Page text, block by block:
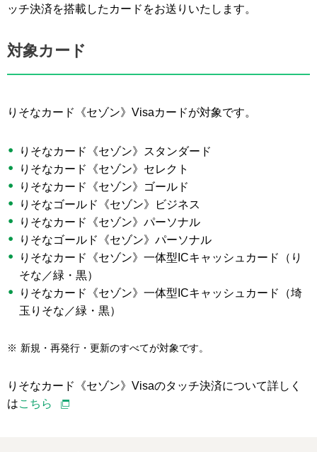
ッチ決済を搭載したカードをお送りいたします。
対象カード
りそなカード《セゾン》Visaカードが対象です。
りそなカード《セゾン》スタンダード
りそなカード《セゾン》セレクト
りそなカード《セゾン》ゴールド
りそなゴールド《セゾン》ビジネス
りそなカード《セゾン》パーソナル
りそなゴールド《セゾン》パーソナル
りそなカード《セゾン》一体型ICキャッシュカード（り
そな／緑・黒）
りそなカード《セゾン》一体型ICキャッシュカード（埼
玉りそな／緑・黒）
※ 新規・再発行・更新のすべてが対象です。
りそなカード《セゾン》Visaのタッチ決済について詳しく
はこちら